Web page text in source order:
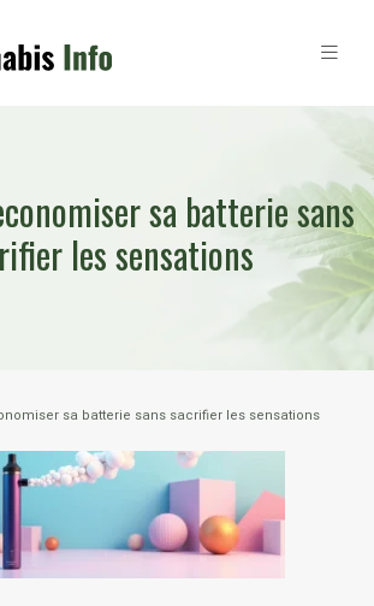
sa batterie sans
les sensations
sa batterie sans sacrifier les sensations